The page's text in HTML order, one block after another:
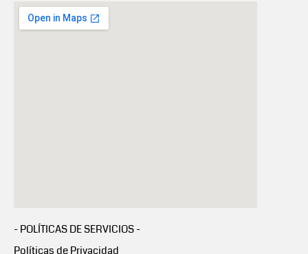
- POLÍTICAS DE SERVICIOS -
Políticas de Privacidad